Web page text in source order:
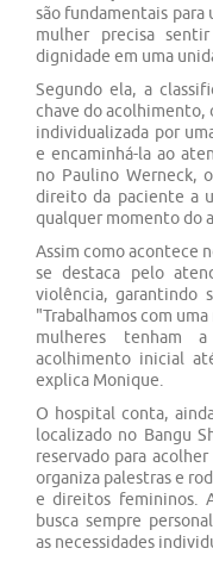
são fundamentais para
mulher precisa
dignidade em uma
Segundo ela, a
chave do acolhimento,
individualizada por
e encaminhá-la ao
no Paulino Werneck,
direito da paciente a
qualquer momento do
Assim como acontece
se destaca pelo
violência, garantindo
"Trabalhamos com
mulheres tenham
acolhimento inicial
explica Monique.
O hospital conta,
localizado no Bangu
reservado para
organiza palestras e
e direitos femininos.
busca sempre
as necessidades